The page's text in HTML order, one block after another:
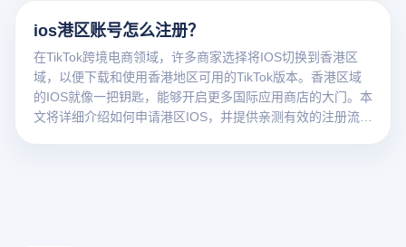
ios港区账号怎么注册？
在TikTok跨境电商领域，许多商家选择将IOS切换到香港区
域，以便下载和使用香港地区可用的TikTok版本。香港区域
的IOS就像一把钥匙，能够开启更多国际应用商店的大门。本
文将详细介绍如何申请港区IOS，并提供亲测有效的注册流